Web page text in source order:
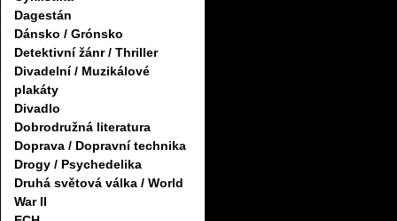
Dagestán
Dánsko / Grónsko
Detektivní žánr / Thriller
Divadelní / Muzikálové
plakáty
Divadlo
Dobrodružná literatura
Doprava / Dopravní technika
Drogy / Psychedelika
Druhá světová válka / World
War II